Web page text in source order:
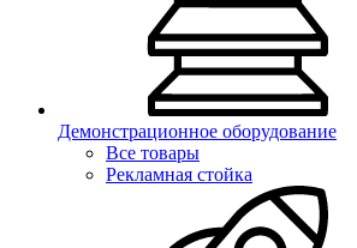
Демонстрационное оборудование
Все товары
Рекламная стойка